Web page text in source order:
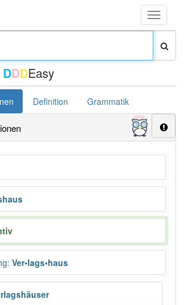
Toggle
DDDEasy
Definition Grammatik
: Ver•lags•haus